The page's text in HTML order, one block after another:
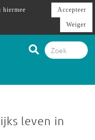
leven in
Accepteer
Weiger